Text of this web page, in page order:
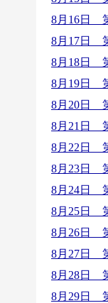
8月16日
8月17日
8月18日
8月19日
8月20日
8月21日
8月22日
8月23日
8月24日
8月25日
8月26日
8月27日
8月28日
8月29日